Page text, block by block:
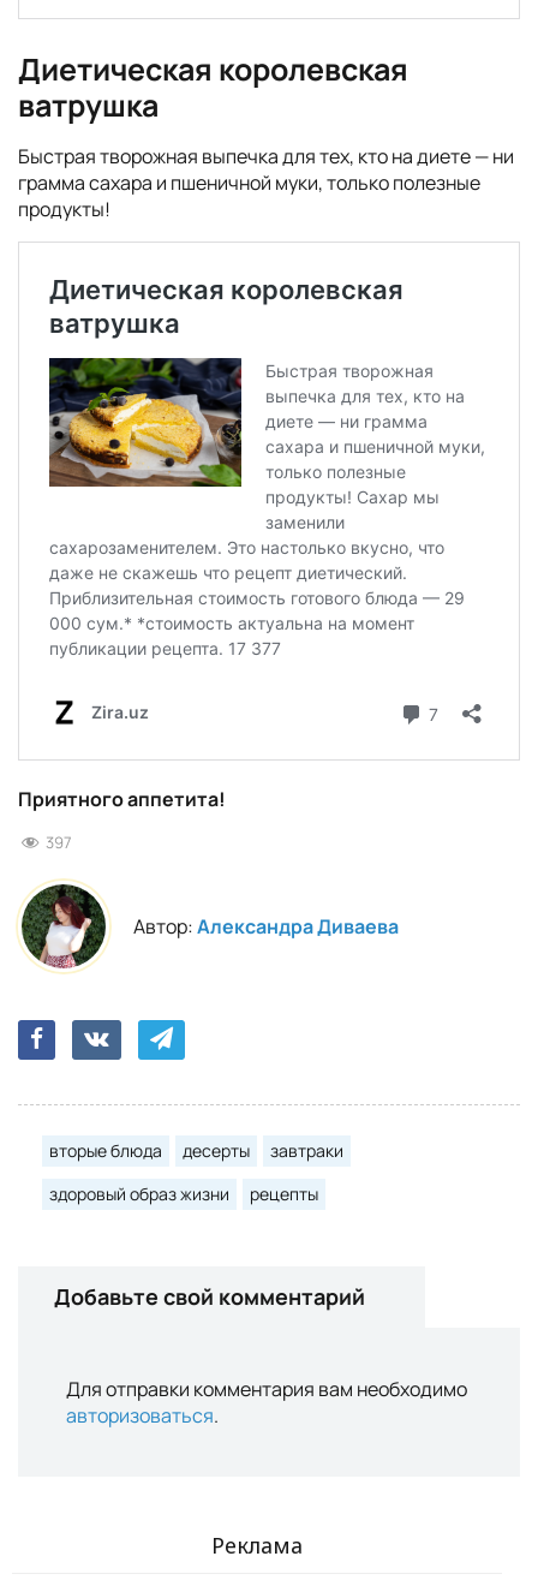
Диетическая королевская
ватрушка
Быстрая творожная выпечка для тех, кто на диете — ни
грамма сахара и пшеничной муки, только полезные
продукты!
Приятного аппетита!
397
Автор:Александра Диваева
вторые блюда десерты
завтраки
здоровый образ жизни
рецепты
Добавьте свой комментарий
Для отправки комментария вам необходимо
авторизоваться.
Реклама